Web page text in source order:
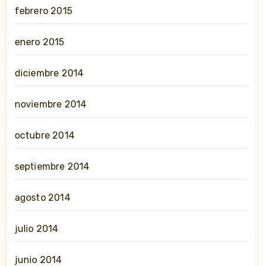
febrero 2015
enero 2015
diciembre 2014
noviembre 2014
octubre 2014
septiembre 2014
agosto 2014
julio 2014
junio 2014